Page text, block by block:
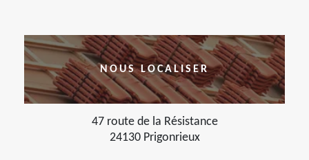
NOUS LOCALISER
47 route de la Résistance
24130 Prigonrieux